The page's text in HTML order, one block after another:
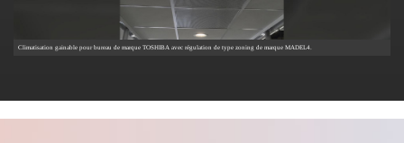
Climatisation gainable pour bureau de marque TOSHIBA avec régulation de type zoning de marque MADEL4.